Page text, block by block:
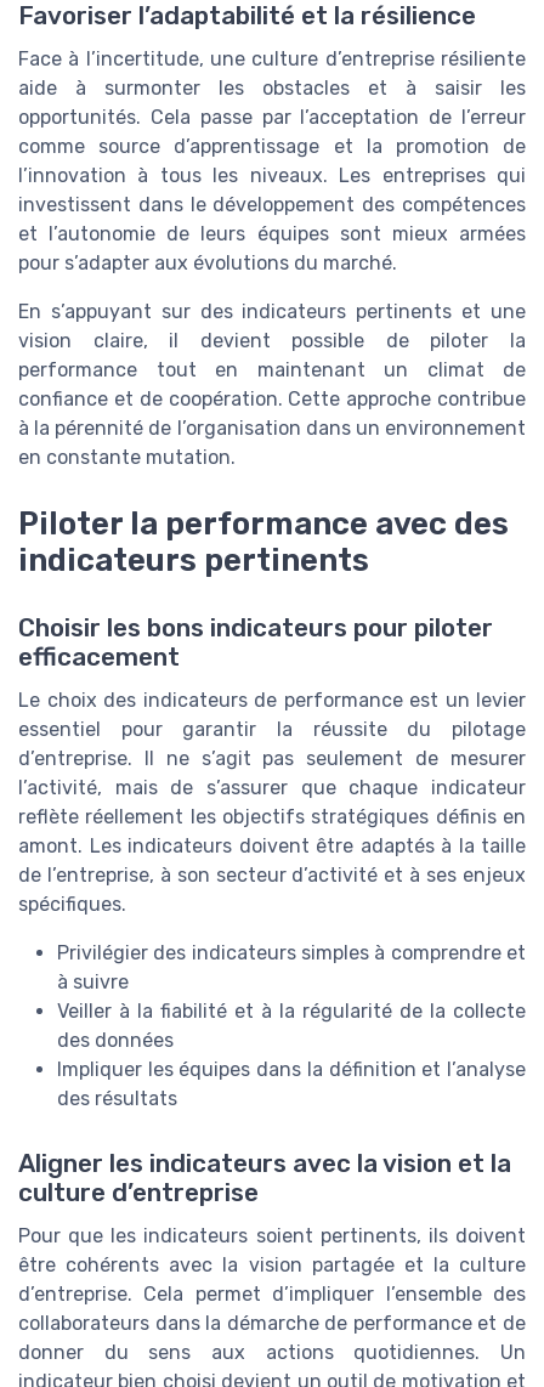
Favoriser l’adaptabilité et la résilience
Face à l’incertitude, une culture d’entreprise résiliente
aide à surmonter les obstacles et à saisir les
opportunités. Cela passe par l’acceptation de l’erreur
comme source d’apprentissage et la promotion de
l’innovation à tous les niveaux. Les entreprises qui
investissent dans le développement des compétences
et l’autonomie de leurs équipes sont mieux armées
pour s’adapter aux évolutions du marché.
En s’appuyant sur des indicateurs pertinents et une
vision claire, il devient possible de piloter la
performance tout en maintenant un climat de
confiance et de coopération. Cette approche contribue
à la pérennité de l’organisation dans un environnement
en constante mutation.
Piloter la performance avec des
indicateurs pertinents
Choisir les bons indicateurs pour piloter
efficacement
Le choix des indicateurs de performance est un levier
essentiel pour garantir la réussite du pilotage
d’entreprise. Il ne s’agit pas seulement de mesurer
l’activité, mais de s’assurer que chaque indicateur
reflète réellement les objectifs stratégiques définis en
amont. Les indicateurs doivent être adaptés à la taille
de l’entreprise, à son secteur d’activité et à ses enjeux
spécifiques.
Privilégier des indicateurs simples à comprendre et
à suivre
Veiller à la fiabilité et à la régularité de la collecte
des données
Impliquer les équipes dans la définition et l’analyse
des résultats
Aligner les indicateurs avec la vision et la
culture d’entreprise
Pour que les indicateurs soient pertinents, ils doivent
être cohérents avec la vision partagée et la culture
d’entreprise. Cela permet d’impliquer l’ensemble des
collaborateurs dans la démarche de performance et de
donner du sens aux actions quotidiennes. Un
indicateur bien choisi devient un outil de motivation et